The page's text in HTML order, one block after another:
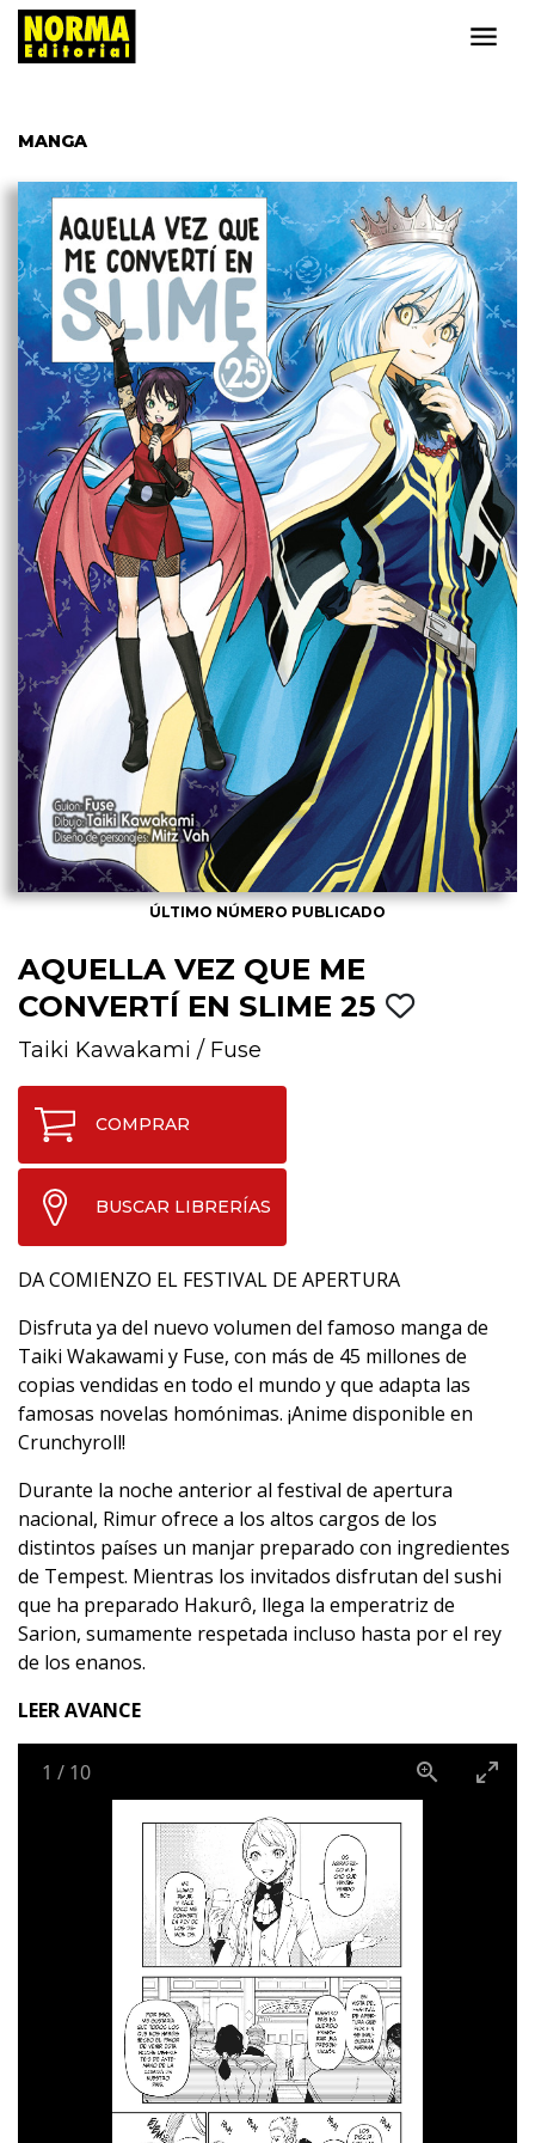
MANGA
ÚLTIMO NÚMERO PUBLICADO
AQUELLA VEZ QUE ME
CONVERTÍ EN SLIME 25
Taiki Kawakami / Fuse
COMPRAR
BUSCAR LIBRERÍAS
DA COMIENZO EL FESTIVAL DE APERTURA
Disfruta ya del nuevo volumen del famoso manga de
Taiki Wakawami y Fuse, con más de 45 millones de
copias vendidas en todo el mundo y que adapta las
famosas novelas homónimas. ¡Anime disponible en
Crunchyroll!
Durante la noche anterior al festival de apertura
nacional, Rimur ofrece a los altos cargos de los
distintos países un manjar preparado con ingredientes
de Tempest. Mientras los invitados disfrutan del sushi
que ha preparado Hakurô, llega la emperatriz de
Sarion, sumamente respetada incluso hasta por el rey
de los enanos.
LEER AVANCE
1 / 10